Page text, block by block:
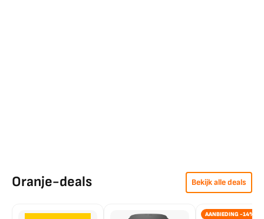
Oranje-deals Bekijk alle deals
AANBIEDING -14%